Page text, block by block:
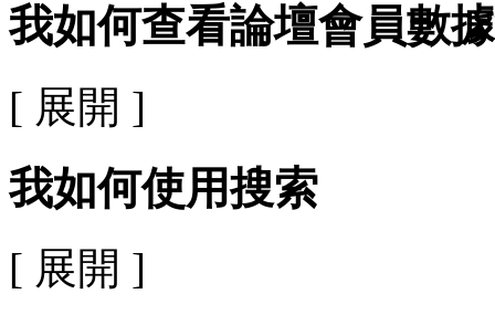
我如何查看論壇會員數據
[ 展開 ]
我如何使用搜索
[ 展開 ]